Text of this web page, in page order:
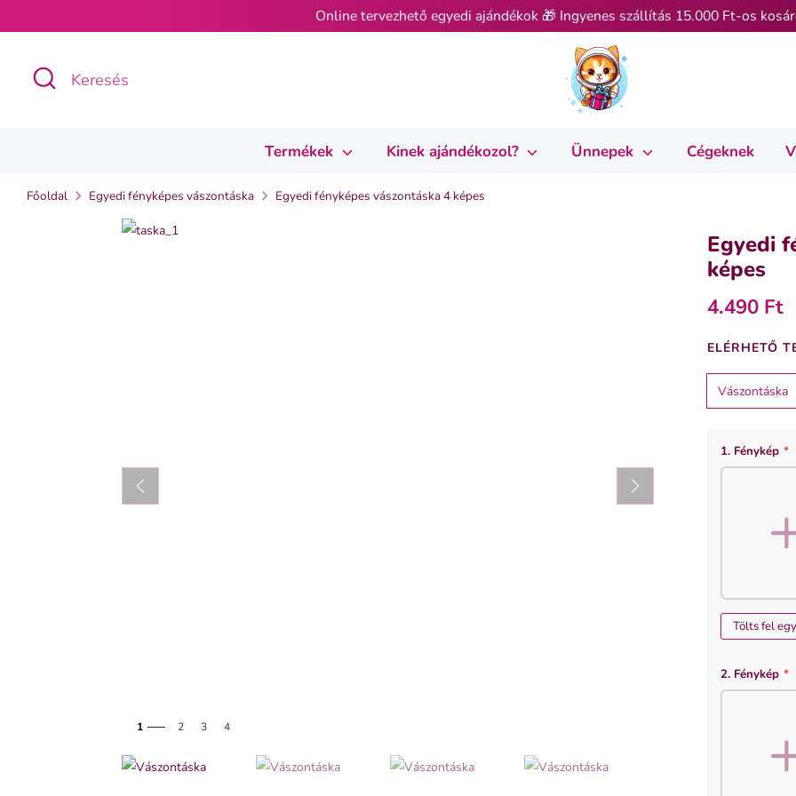
a
tartalomra
Online tervezhető egyedi ajándékok 🎁 Ingyenes szállítás 15.000 Ft-os
Keresés
Keresés
Termékek Kinek ajándékozol? Ünnepek Cégeknek
Főoldal Egyedi fényképes vászontáska Egyedi fényképes vászontáska 4 képes
1 2 3 4
Egyedi
képes
4.490 Ft
ELÉRHETŐ
Vászontáska
MÉRET
1. Fénykép *
Tölts fel
2. Fénykép *